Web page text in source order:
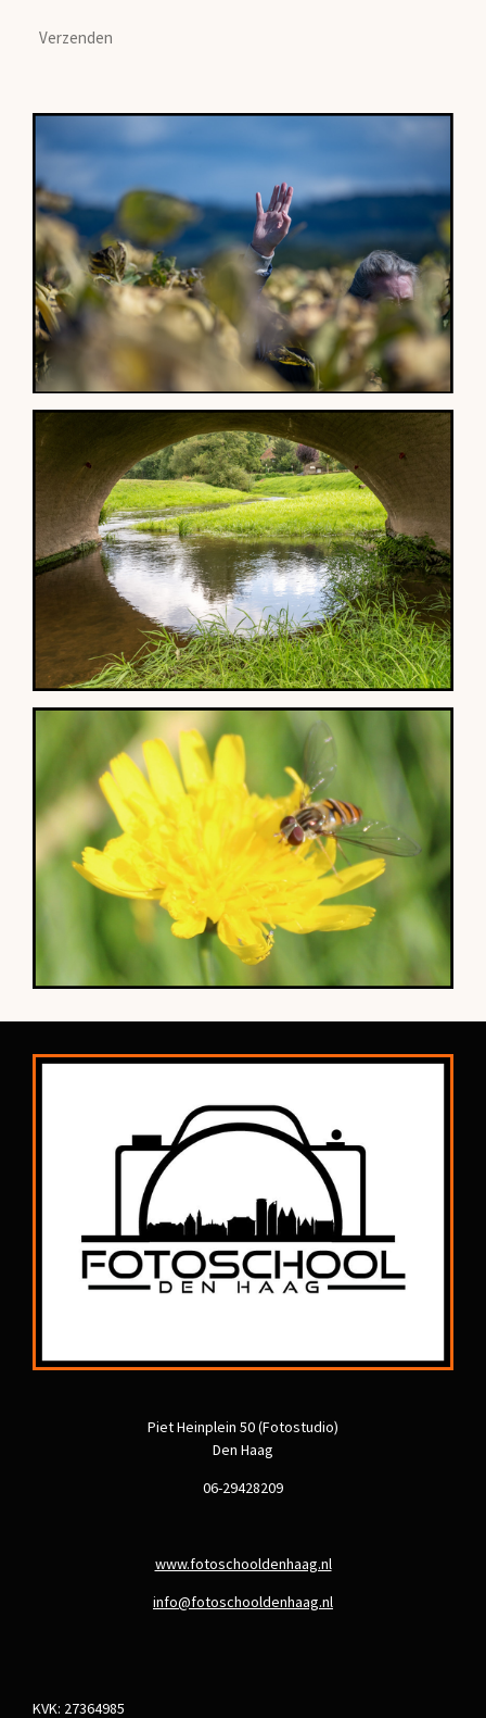
Verzenden
Piet Heinplein 50 (Fotostudio)
Den Haag
06-29428209
www.fotoschooldenhaag.nl
info@fotoschooldenhaag.nl
KVK: 27364985